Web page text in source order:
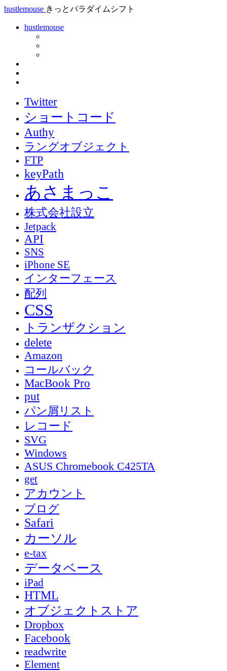
hustlemouse きっとパラダイムシフト
hustlemouse
Twitter
ショートコード
Authy
ラングオブジェクト
FTP
keyPath
あさまっこ
株式会社設立
Jetpack
API
SNS
iPhone SE
インターフェース
配列
CSS
トランザクション
delete
Amazon
コールバック
MacBook Pro
put
パン屑リスト
レコード
SVG
Windows
ASUS Chromebook C425TA
get
アカウント
ブログ
Safari
カーソル
e-tax
データベース
iPad
HTML
オブジェクトストア
Dropbox
Facebook
readwrite
Element